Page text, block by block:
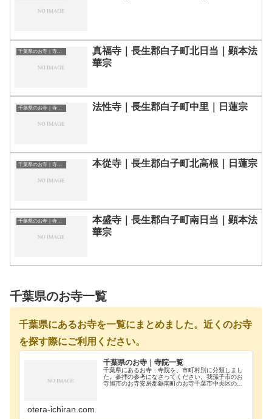
千葉県のお寺｜寺院一覧
真福寺｜長生郡白子町北日当｜顕本法
華宗
千葉県のお寺｜寺院一覧 法性寺｜長生郡白子町中里｜日蓮宗
千葉県のお寺｜寺院一覧 本從寺｜長生郡白子町北高根｜日蓮宗
千葉県のお寺｜寺院一覧
本盛寺｜長生郡白子町南日当｜顕本法
華宗
千葉県のお寺一覧
千葉県にあるお寺を一覧にまとめました。近くのお寺
を探す際にご利用ください。
千葉県のお寺｜寺院一覧
千葉県にあるお寺・寺院を、市町村別に分類しまし
た。参拝の参考になさってください。我孫子市のお
寺旭市のお寺安房郡鋸南町のお寺千葉市中央区のお
otera-ichiran.com